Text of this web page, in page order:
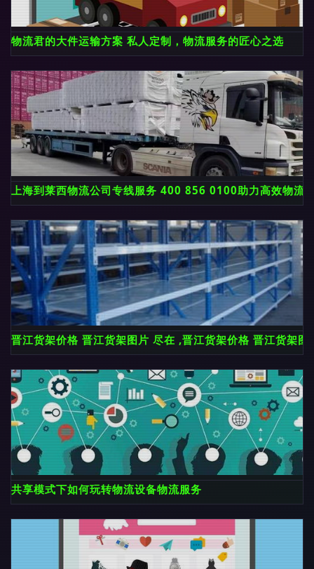
物流君的大件运输方案 私人定制，物流服务的匠心之选
上海到莱西物流公司专线服务 400 856 0100助力高效物流
晋江货架价格 晋江货架图片 尽在 ,晋江货架价格 晋江货架
共享模式下如何玩转物流设备物流服务